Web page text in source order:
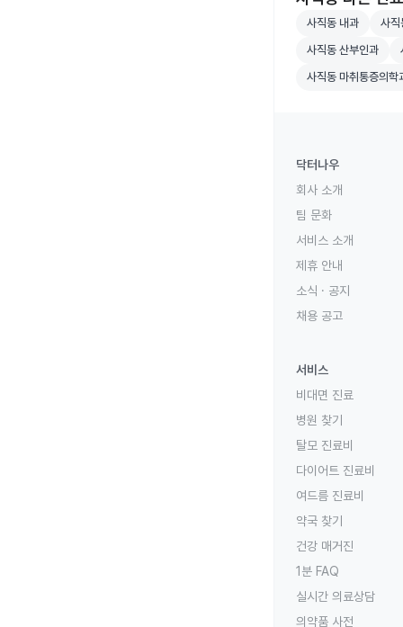
사직동 내과 병원
사직동 내과 사
사직
사직동 산부인과
사직동 산부인과
사직동 마취통증
사직동 마취통증의학
닥터나우
회사 소개
팀 문화
서비스 소개
제휴 안내
소식 · 공지
채용 공고
서비스
비대면 진료
병원 찾기
탈모 진료비
다이어트 진료비
여드름 진료비
약국 찾기
건강 매거진
1분 FAQ
실시간 의료상담
의약품 사전